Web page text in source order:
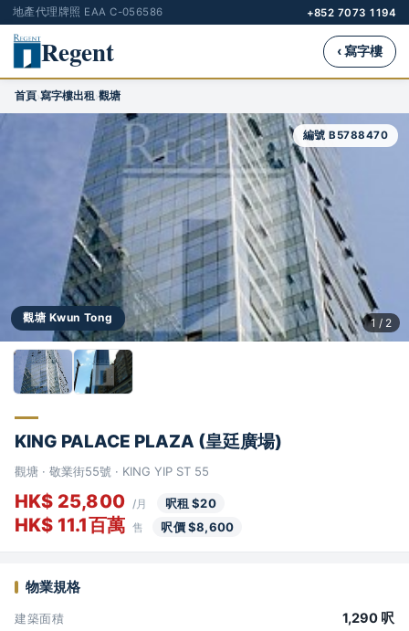
地產代理牌照 EAA C-056586 +852 7073 1194
Regent ‹ 寫字樓
首頁›寫字樓出租›觀塘
觀塘 Kwun Tong
編號 B5788470
1 / 2
KING PALACE PLAZA (皇廷廣場)
觀塘 · 敬業街55號 · KING YIP ST 55
HK$ 25,800 /月 呎租 $20
HK$ 11.1百萬 售 呎價 $8,600
物業規格
建築面積 1,290 呎